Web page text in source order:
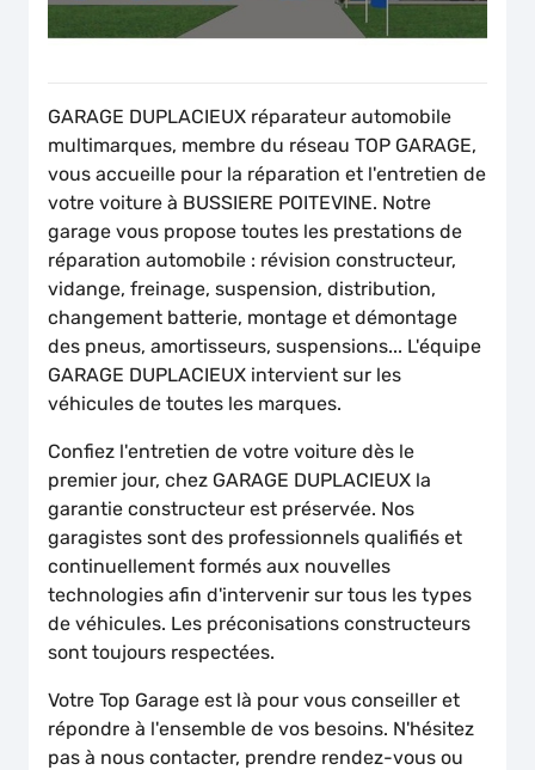
GARAGE DUPLACIEUX réparateur automobile
multimarques, membre du réseau TOP GARAGE,
vous accueille pour la réparation et l'entretien de
votre voiture à BUSSIERE POITEVINE. Notre
garage vous propose toutes les prestations de
réparation automobile : révision constructeur,
vidange, freinage, suspension, distribution,
changement batterie, montage et démontage
des pneus, amortisseurs, suspensions... L'équipe
GARAGE DUPLACIEUX intervient sur les
véhicules de toutes les marques.
Confiez l'entretien de votre voiture dès le
premier jour, chez GARAGE DUPLACIEUX la
garantie constructeur est préservée. Nos
garagistes sont des professionnels qualifiés et
continuellement formés aux nouvelles
technologies afin d'intervenir sur tous les types
de véhicules. Les préconisations constructeurs
sont toujours respectées.
Votre Top Garage est là pour vous conseiller et
répondre à l'ensemble de vos besoins. N'hésitez
pas à nous contacter, prendre rendez-vous ou